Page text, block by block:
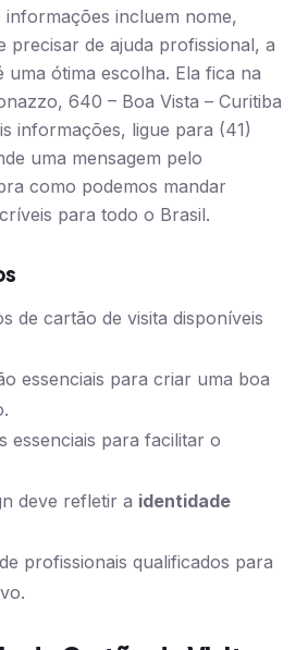
informações incluem nome,
precisar de ajuda profissional, a
uma ótima escolha. Ela fica na
640 – Boa Vista – Curitiba
informações, ligue para (41)
uma mensagem pelo
como podemos mandar
para todo o Brasil.
de cartão de visita disponíveis
essenciais para criar uma boa
essenciais para facilitar o
deve refletir a identidade
profissionais qualificados para